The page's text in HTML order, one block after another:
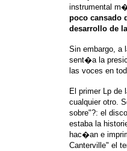
instrumental
poco cansado
desarrollo de
Sin embargo, a
sent�a la
las voces en
El primer Lp
cualquier otro.
sobre"?: el
estaba la
hac�an e
Canterville" el